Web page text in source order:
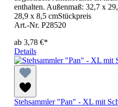
enthalten. Außenmaß: 32,7 x
28,9 x 8,5 cmStückpreis
Art.-Nr. P28520
ab 3,78 €*
Details
Stehsammler "Pan" - XL mit